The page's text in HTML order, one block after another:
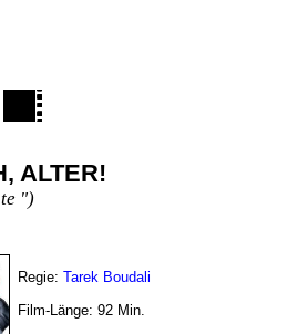
ALTER!
")
Regie: Tarek Boudali
Film-Länge: 92 Min.